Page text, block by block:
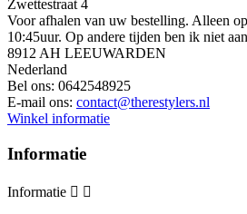
Zwettestraat 4
Voor afhalen van uw bestelling. Alleen
10:45uur. Op andere tijden ben ik niet
8912 AH LEEUWARDEN
Nederland
Bel ons: 0642548925
E-mail ons: contact@therestylers.nl
Winkel informatie
Informatie
Informatie  